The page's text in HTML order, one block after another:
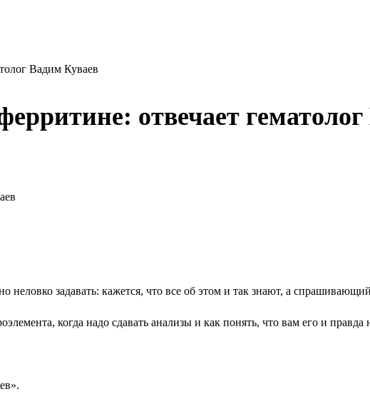
Вадим Куваев
отвечает
задавать: кажется, что все об этом и так знают, а
когда надо сдавать анализы и как понять, что вам его и правда